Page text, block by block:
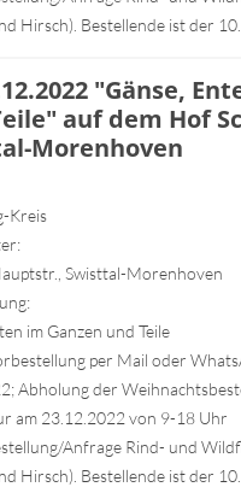
Hirsch). Bestellende ist der
"Gänse,
auf dem Hof
Morenhoven
Kreis
Swisttal-Morenhoven
im Ganzen und Teile
per Mail oder
Abholung der
am 23.12.2022 von 9-18 Uhr
Anfrage Rind- und
Hirsch). Bestellende ist der